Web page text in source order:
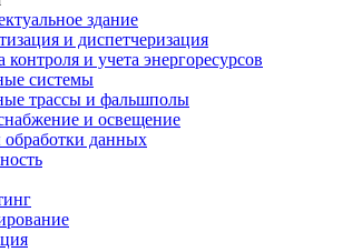
здание
и диспетчеризация
контроля и учета энергоресурсов
системы
трассы и фальшполы
и освещение
данных